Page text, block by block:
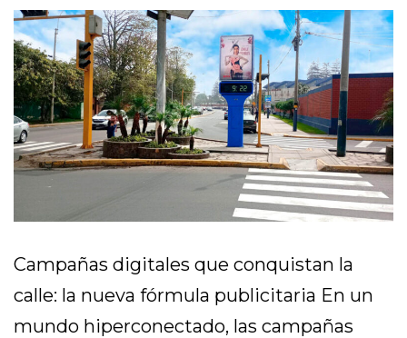
Campañas digitales que conquistan la
calle: la nueva fórmula publicitaria En un
mundo hiperconectado, las campañas